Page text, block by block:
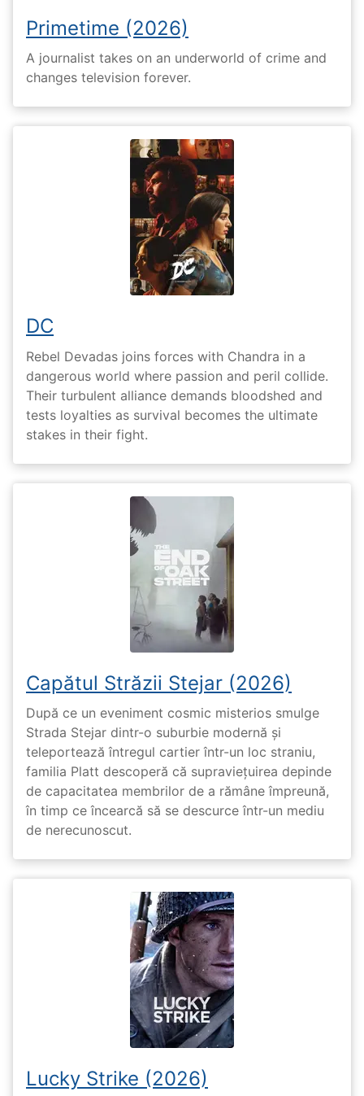
Primetime (2026)
A journalist takes on an underworld of crime and
changes television forever.
DC
Rebel Devadas joins forces with Chandra in a
dangerous world where passion and peril collide.
Their turbulent alliance demands bloodshed and
tests loyalties as survival becomes the ultimate
stakes in their fight.
Capătul Străzii Stejar (2026)
După ce un eveniment cosmic misterios smulge
Strada Stejar dintr-o suburbie modernă și
teleportează întregul cartier într-un loc straniu,
familia Platt descoperă că supraviețuirea depinde
de capacitatea membrilor de a rămâne împreună,
în timp ce încearcă să se descurce într-un mediu
de nerecunoscut.
Lucky Strike (2026)